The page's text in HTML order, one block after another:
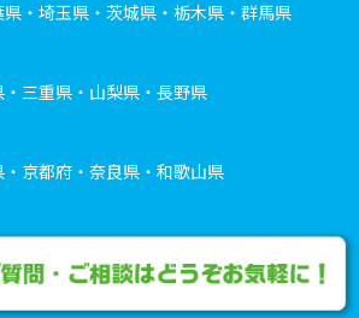
・埼玉県・茨城県・栃木県・群馬県
三重県・山梨県・長野県
京都府・奈良県・和歌山県